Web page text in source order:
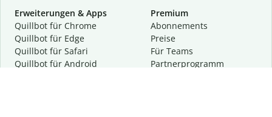
Erweiterungen & Apps
Quillbot für Chrome
Quillbot für Edge
Quillbot für Safari
Quillbot für Android
Premium
Abon­ne­ments
Preise
Für Teams
Partnerprogramm